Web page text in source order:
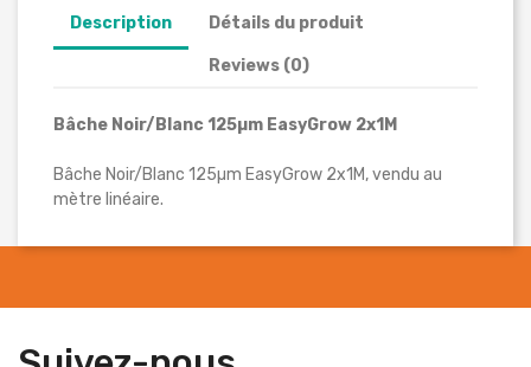
Description Détails du produit
Reviews (0)
Bâche Noir/Blanc 125µm EasyGrow 2x1M
Bâche Noir/Blanc 125µm EasyGrow 2x1M, vendu au
mètre linéaire.